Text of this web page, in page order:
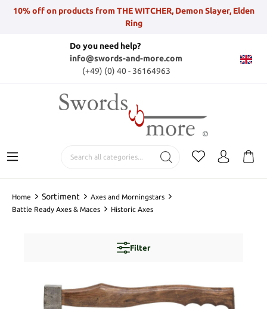
10% off on products from THE WITCHER, Demon Slayer, Elden
Ring
Do you need help?
info@swords-and-more.com
(+49) (0) 40 - 36164963
Home Sortiment
Axes and Morningstars
Battle Ready Axes & Maces
Historic Axes
Filter